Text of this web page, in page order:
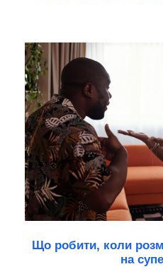
Що робити, коли
на